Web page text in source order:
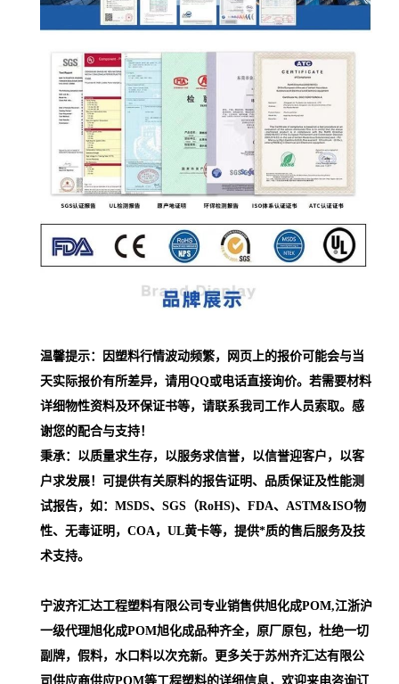
温馨提示：因塑料行情波动频繁，网页上的报价可能会与当
天实际报价有所差异，请用QQ或电话直接询价。若需要材料
详细物性资料及环保证书等，请联系我司工作人员索取。感
谢您的配合与支持！
秉承：以质量求生存，以服务求信誉，以信誉迎客户，以客
户求发展！可提供有关原料的报告证明、品质保证及性能测
试报告，如：MSDS、SGS（RoHS)、FDA、ASTM&ISO物
性、无毒证明，COA，UL黄卡等，提供*质的售后服务及技
术支持。
宁波齐汇达工程塑料有限公司专业销售供旭化成POM,江浙沪
一级代理旭化成POM旭化成品种齐全，原厂原包，杜绝一切
副牌，假料，水口料以次充新。更多关于苏州齐汇达有限公
司供应商供应POM等工程塑料的详细信息，欢迎来电咨询订